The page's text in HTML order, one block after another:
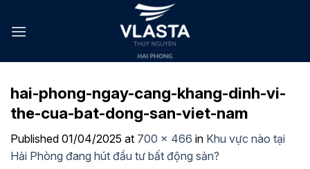
hai-phong-ngay-cang-khang-dinh-vi-
the-cua-bat-dong-san-viet-nam
Published 01/04/2025 at 700 × 466 in Khu vực nào tại
Hải Phòng đang hút đầu tư bất động sản?